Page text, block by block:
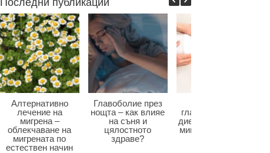
Последни публикации
Алтернативно
лечение на
мигрена –
облекчаване на
мигрената по
естествен начин
Главоболие през
нощта – как влияе
на съня и
цялостното
здраве?
главоболие – как
диетата влияе при
мигрена и болки в